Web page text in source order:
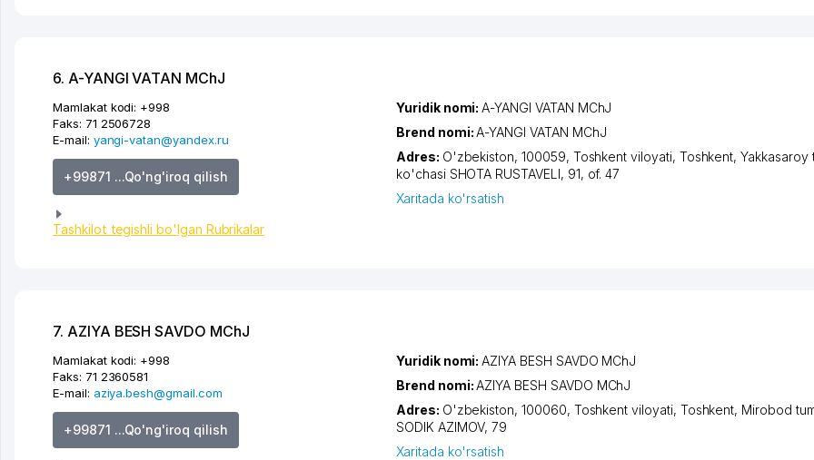
6. A-YANGI VATAN MChJ
Mamlakat kodi: +998
Faks: 71 2506728
E-mail: yangi-vatan@yandex.ru
+99871 ...Qo'ng'iroq qilish
Tashkilot tegishli bo'lgan Rubrikalar
Yuridik nomi:A-YANGI VATAN MChJ
Brend nomi:A-YANGI VATAN MChJ
Adres: O'zbekiston, 100059, Toshkent viloyati, Toshkent,Yakkasaroy
ko'chasi SHOTA RUSTAVELI, 91, of. 47
Xaritada ko'rsatish
7. AZIYA BESH SAVDO MChJ
Mamlakat kodi: +998
Faks: 71 2360581
E-mail: aziya.besh@gmail.com
+99871 ...Qo'ng'iroq qilish
Yuridik nomi:AZIYA BESH SAVDO MChJ
Brend nomi:AZIYA BESH SAVDO MChJ
Adres: O'zbekiston, 100060, Toshkent viloyati, Toshkent, Mirobod
SODIK AZIMOV, 79
Xaritada ko'rsatish